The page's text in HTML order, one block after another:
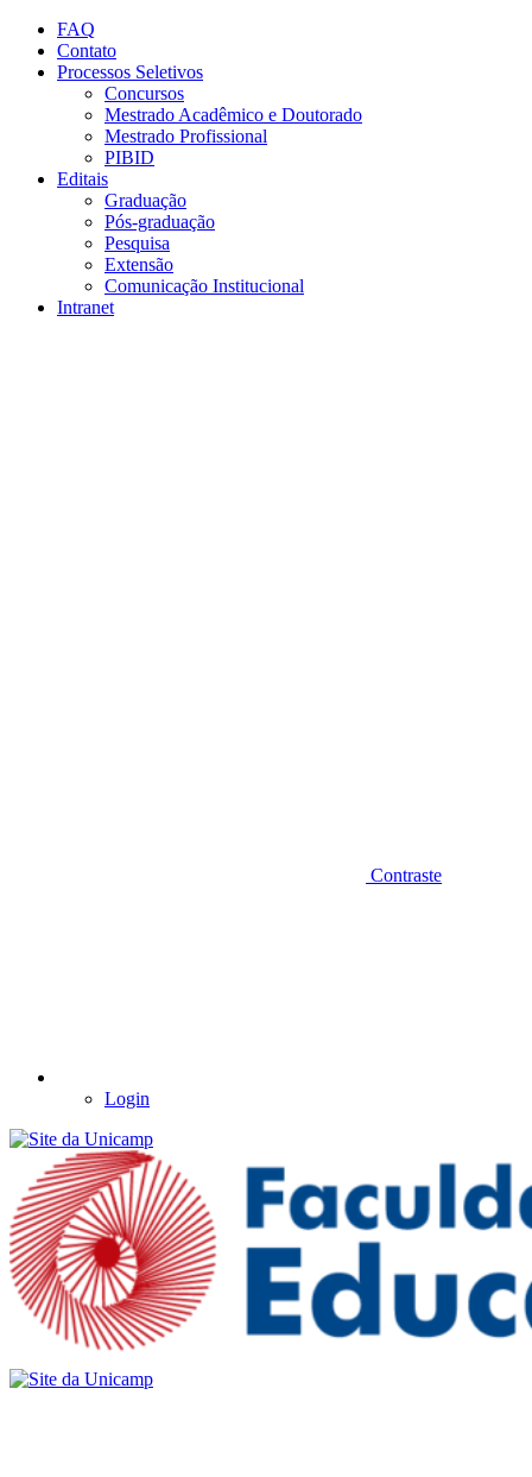
Conteúdo principal
FAQ
Contato
Processos Seletivos
Concursos
Mestrado Acadêmico e Doutorado
Mestrado Profissional
PIBID
Editais
Graduação
Pós-graduação
Pesquisa
Extensão
Comunicação Institucional
Intranet
Contraste
Login